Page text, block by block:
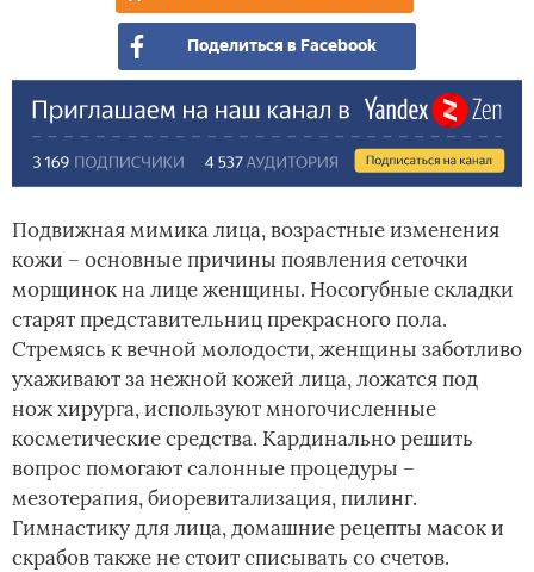
Поделиться в Facebook
Подвижная мимика лица, возрастные изменения
кожи – основные причины появления сеточки
морщинок на лице женщины. Носогубные складки
старят представительниц прекрасного пола.
Стремясь к вечной молодости, женщины заботливо
ухаживают за нежной кожей лица, ложатся под
нож хирурга, используют многочисленные
косметические средства. Кардинально решить
вопрос помогают салонные процедуры –
мезотерапия, биоревитализация, пилинг.
Гимнастику для лица, домашние рецепты масок и
скрабов также не стоит списывать со счетов.